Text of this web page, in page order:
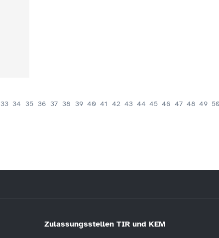
33 34 35 36 37 38 39 40 41 42 43 44 45 46 47 48 49
Zulassungsstellen TIR und KEM